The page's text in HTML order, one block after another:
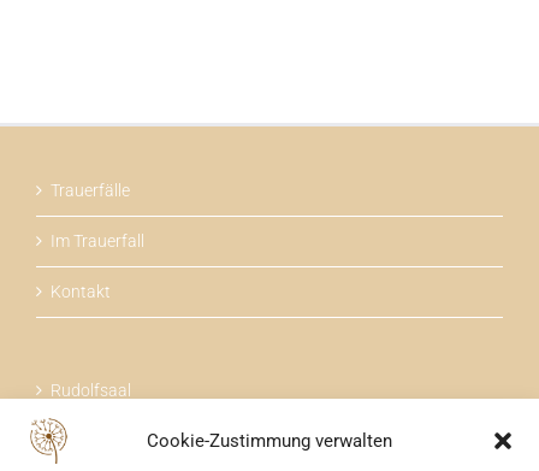
Cookie-Zustimmung verwalten
Trauerfälle
Im Trauerfall
Kontakt
Rudolfsaal
Über uns